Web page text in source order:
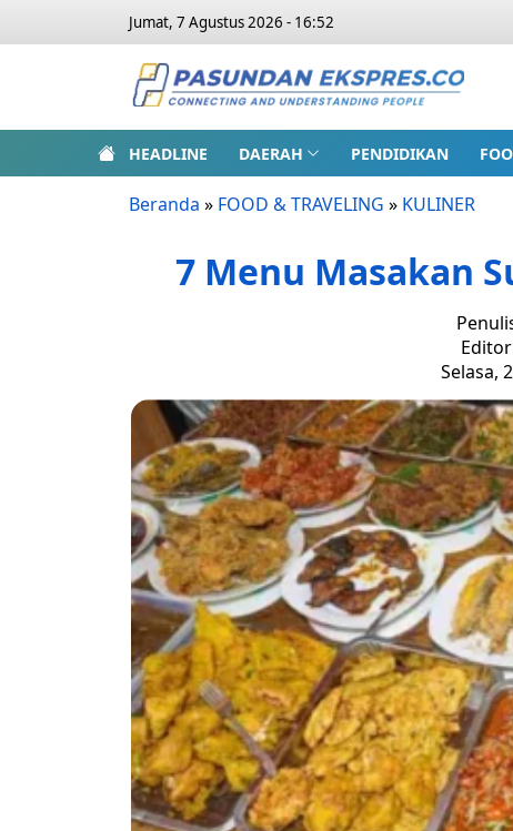
Jumat, 7 Agustus 2026 - 16:52
HEADLINE DAERAH PENDIDIKAN
Beranda » FOOD & TRAVELING » KULINER
7 Menu Masakan
Selasa,